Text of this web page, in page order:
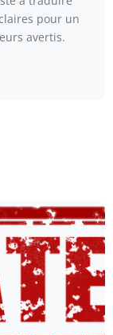
pour un
avertis.